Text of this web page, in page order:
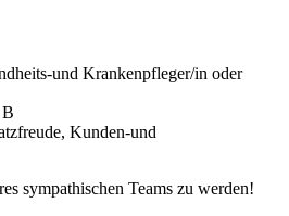
und Krankenpfleger/in oder
Kunden-und
sympathischen Teams zu werden!